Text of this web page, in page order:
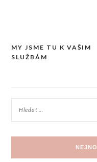
Navigace
MY JSME TU K VAŠIM
SLUŽBÁM